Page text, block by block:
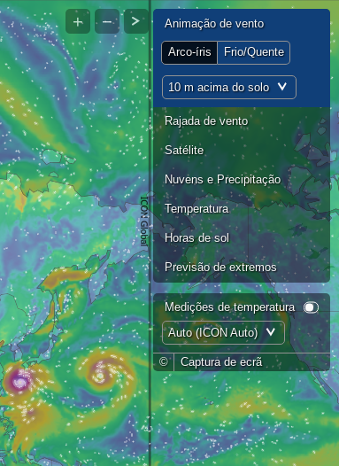
Medições de temperatura
Auto (ICON Auto)
© Captura de ecrã
Animação de vento
Arco-íris Frio/Quente
10 m acima do solo
Rajada de vento
Satélite
Nuvens e Precipitação
Temperatura
Horas de sol
Previsão de extremos
+ −